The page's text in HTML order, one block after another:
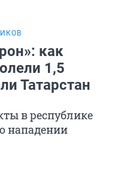
как
1,5
Татарстан
в республике
нападении